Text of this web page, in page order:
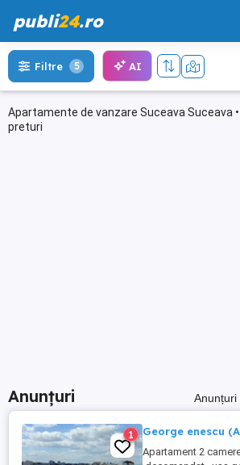
publi24.ro
Apartamente de vanzare Suceava Suceava
preturi
Filtre 5 AI
Anunțuri Anunțuri
1 George enescu
Apartament 2